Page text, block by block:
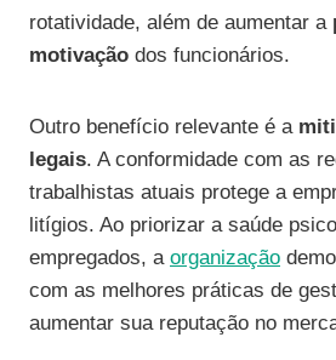
rotatividade, além de aumentar a
motivação dos funcionários.
Outro benefício relevante é a
legais. A conformidade com as
trabalhistas atuais protege a
litígios. Ao priorizar a saúde
empregados, a organização
com as melhores práticas de
aumentar sua reputação no